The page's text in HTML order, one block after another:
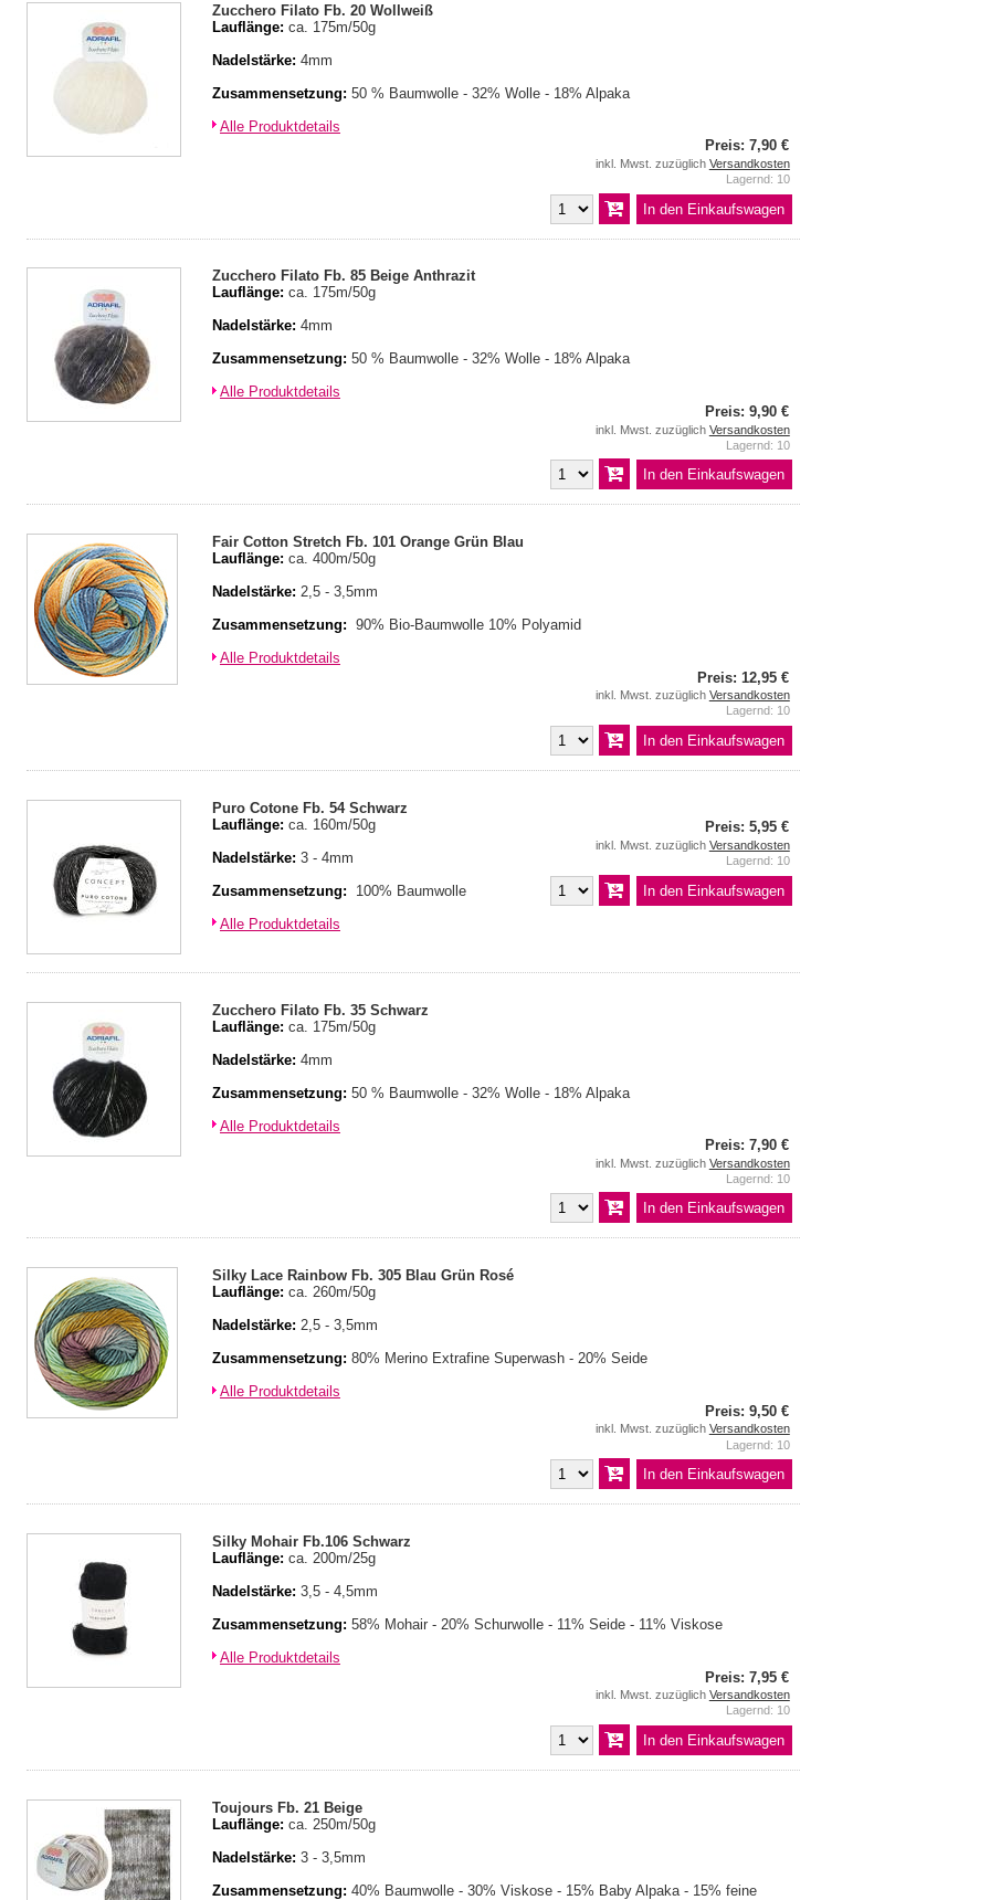
Zucchero Filato Fb. 20 Wollweiß
Lauflänge: ca. 175m/50g
Nadelstärke: 4mm
Zusammensetzung: 50 % Baumwolle - 32% Wolle - 18% Alpaka
Alle Produktdetails
Preis: 7,90 €
inkl. Mwst. zuzüglich Versandkosten
Lagernd: 10
Zucchero Filato Fb. 85 Beige Anthrazit
Lauflänge: ca. 175m/50g
Nadelstärke: 4mm
Zusammensetzung: 50 % Baumwolle - 32% Wolle - 18% Alpaka
Alle Produktdetails
Preis: 9,90 €
inkl. Mwst. zuzüglich Versandkosten
Lagernd: 10
Fair Cotton Stretch Fb. 101 Orange Grün Blau
Lauflänge: ca. 400m/50g
Nadelstärke: 2,5 - 3,5mm
Zusammensetzung: 90% Bio-Baumwolle 10% Polyamid
Alle Produktdetails
Preis: 12,95 €
inkl. Mwst. zuzüglich Versandkosten
Lagernd: 10
Puro Cotone Fb. 54 Schwarz
Lauflänge: ca. 160m/50g
Nadelstärke: 3 - 4mm
Zusammensetzung:
100% Baumwolle
Alle Produktdetails
Preis: 5,95 €
inkl. Mwst. zuzüglich Versandkosten
Lagernd: 10
Zucchero Filato Fb. 35 Schwarz
Lauflänge: ca. 175m/50g
Nadelstärke: 4mm
Zusammensetzung: 50 % Baumwolle - 32% Wolle - 18% Alpaka
Alle Produktdetails
Preis: 7,90 €
inkl. Mwst. zuzüglich Versandkosten
Lagernd: 10
Silky Lace Rainbow Fb. 305 Blau Grün Rosé
Lauflänge: ca. 260m/50g
Nadelstärke: 2,5 - 3,5mm
Zusammensetzung: 80% Merino Extrafine Superwash - 20% Seide
Alle Produktdetails
Preis: 9,50 €
inkl. Mwst. zuzüglich Versandkosten
Lagernd: 10
Silky Mohair Fb.106 Schwarz
Lauflänge: ca. 200m/25g
Nadelstärke: 3,5 - 4,5mm
Zusammensetzung: 58% Mohair - 20% Schurwolle - 11% Seide - 11% Viskose
Alle Produktdetails
Preis: 7,95 €
inkl. Mwst. zuzüglich Versandkosten
Lagernd: 10
Toujours Fb. 21 Beige
Lauflänge: ca. 250m/50g
Nadelstärke: 3 - 3,5mm
Zusammensetzung: 40% Baumwolle - 30% Viskose - 15% Baby Alpaka - 15% feine